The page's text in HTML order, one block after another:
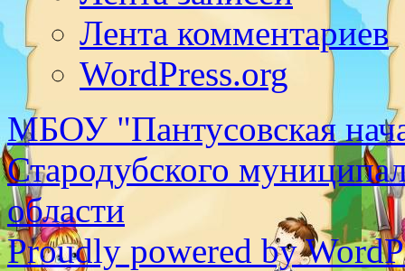
Лента комментариев
WordPress.org
МБОУ "Пантусовская
Стародубского
области
Proudly powered by